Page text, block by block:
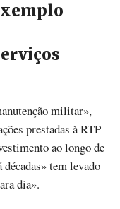
militar»,
prestadas à RTP
ao longo de
tem levado
dia».